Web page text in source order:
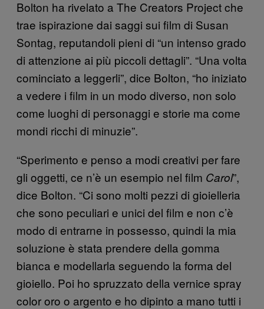
Bolton ha rivelato a The Creators Project che
trae ispirazione dai saggi sui film di Susan
Sontag, reputandoli pieni di “un intenso grado
di attenzione ai più piccoli dettagli”. “Una volta
cominciato a leggerli”, dice Bolton, “ho iniziato
a vedere i film in un modo diverso, non solo
come luoghi di personaggi e storie ma come
mondi ricchi di minuzie”.
“Sperimento e penso a modi creativi per fare
gli oggetti, ce n’è un esempio nel film Carol”,
dice Bolton. “Ci sono molti pezzi di gioielleria
che sono peculiari e unici del film e non c’è
modo di entrarne in possesso, quindi la mia
soluzione è stata prendere della gomma
bianca e modellarla seguendo la forma del
gioiello. Poi ho spruzzato della vernice spray
color oro o argento e ho dipinto a mano tutti i